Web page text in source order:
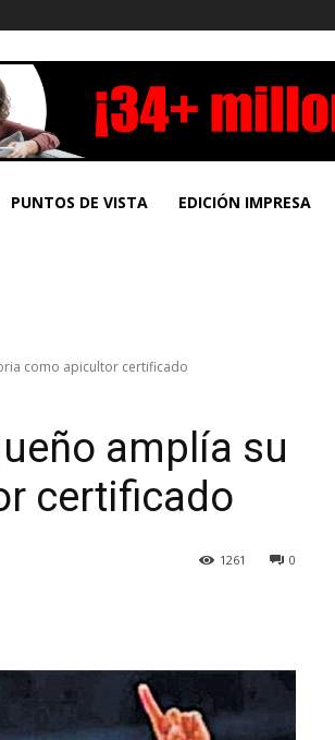
PUNTOS DE VISTA EDICIÓN IMPRESA
como apicultor certificado
amplía su
certificado
0
1261